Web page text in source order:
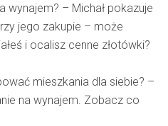
wynajem? – Michał pokazuje
jego zakupie – może
i ocalisz cenne złotówki?
mieszkania dla siebie? –
na wynajem. Zobacz co